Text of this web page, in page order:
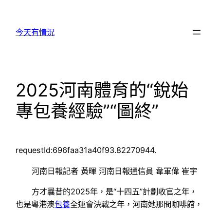
今天有情況
2025河南體育的“銳始
專包養經驗”“圖終”
requestId:696faa31a40f93.82270944.
河南日報記者 黃暉 河南日報通信員 韋軍偉 崔宇
方才曩昔的2025年，是“十四五”計劃收官之年，
也是粵港澳包養全運會決戰之年，河南她那間咖啡館，